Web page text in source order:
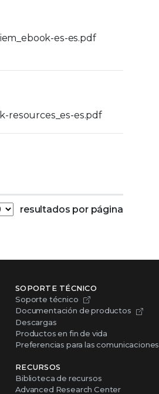
es-es.pdf
resources_es-es.pdf
resultados por página
SOPORTE TÉCNICO
Soporte técnico
Documentación de productos
Descargas
Productos en fin de vida
Preferencias para las comunicaciones
RECURSOS
Biblioteca de recursos
Advanced Research Center